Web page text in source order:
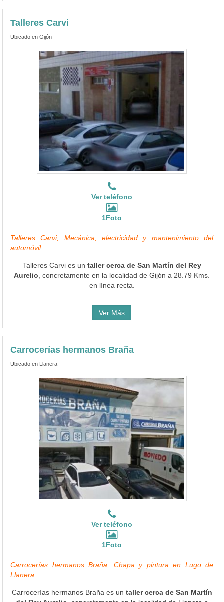
Talleres Carvi
Ubicado en Gijón
Ver teléfono
1Foto
Talleres Carvi, Mecánica, electricidad y mantenimiento del
automóvil
Talleres Carvi es un taller cerca de San Martín del Rey
Aurelio , concretamente en la localidad de Gijón a 28.79 Kms.
en línea recta.
Ver Más
Carrocerías hermanos Braña
Ubicado en Llanera
Ver teléfono
1Foto
Carrocerías hermanos Braña, Chapa y pintura en Lugo de
Llanera
Carrocerías hermanos Braña es un taller cerca de San Martín